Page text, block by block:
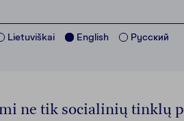
Lietuviškai English Pусский
ne tik socialinių tinklų